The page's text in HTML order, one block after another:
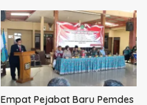
Empat Pejabat Baru Pemdes